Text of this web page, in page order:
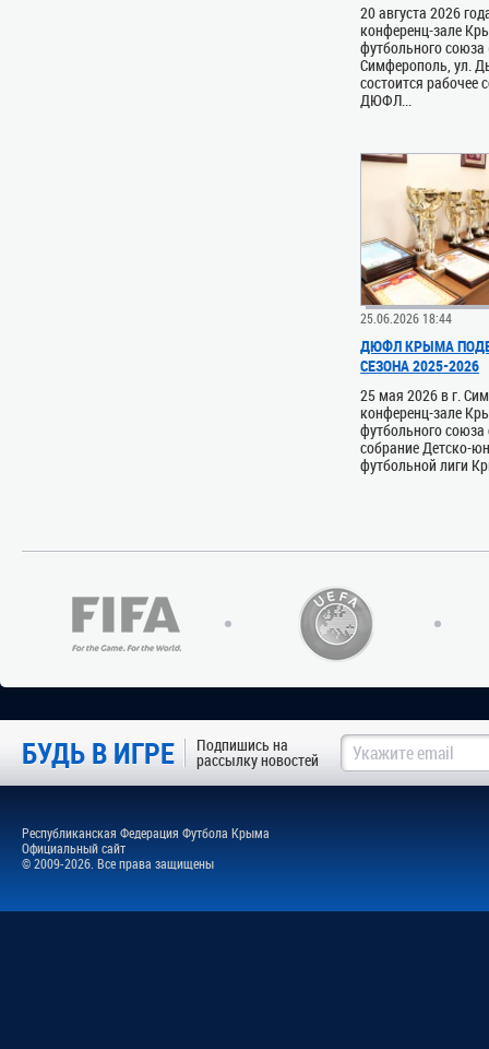
20 августа 2026
конференц-зале
футбольного союза
Симферополь, ул.
состоится рабочее
ДЮФЛ...
25.06.2026 18:44
ДЮФЛ КРЫМА
СЕЗОНА 2025-2026
25 мая 2026 в г.
конференц-зале
футбольного союза
собрание Детско-
футбольной лиги
БУДЬ В ИГРЕ Подпишись на
рассылку новостей
Республиканская Федерация Футбола Крыма
Официальный сайт
© 2009-2026. Все права защищены